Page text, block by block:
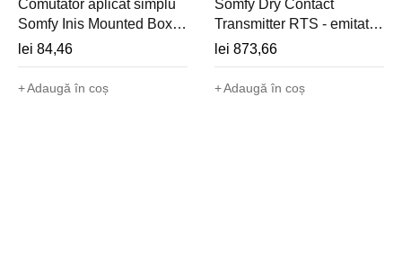
Comutator aplicat simplu
Somfy Inis Mounted Box
(montaj suprafata, cablat
230V) - 1800511
lei 84,46
Adaugă în coș
Somfy Dry Contact
Transmitter RTS - emitator
radio de interior pentru
montaj ingropat - 1810334
lei 873,66
Adaugă în coș